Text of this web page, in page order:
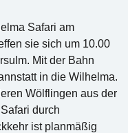
Safari am
sie sich um 10.00
Mit der Bahn
in die Wilhelma.
Wölflingen aus der
durch
ist planmäßig